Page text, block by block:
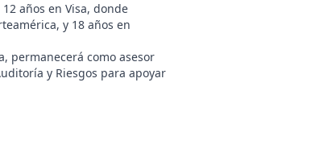
años en Visa, donde
y 18 años en
permanecerá como asesor
y Riesgos para apoyar